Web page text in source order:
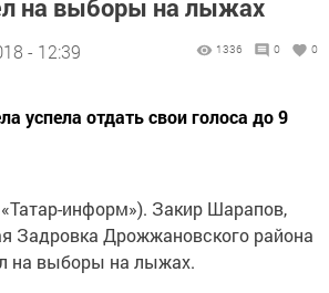
на выборы на лыжах
- 12:39 1336 0 0
успела отдать свои голоса до 9
информ»). Закир Шарапов,
Задровка Дрожжановского района
на выборы на лыжах.